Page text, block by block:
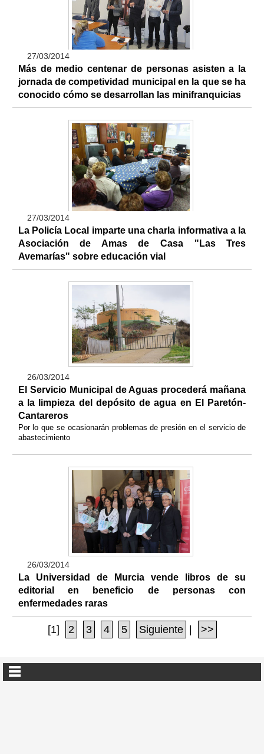
27/03/2014
Más de medio centenar de personas asisten a la
jornada de competividad municipal en la que se ha
conocido cómo se desarrollan las minifranquicias
27/03/2014
La Policía Local imparte una charla informativa a la
Asociación de Amas de Casa "Las Tres
Avemarías" sobre educación vial
26/03/2014
El Servicio Municipal de Aguas procederá mañana
a la limpieza del depósito de agua en El Paretón-
Cantareros
Por lo que se ocasionarán problemas de presión en el servicio de
abastecimiento
26/03/2014
La Universidad de Murcia vende libros de su
editorial en beneficio de personas con
enfermedades raras
[1] 2 3 4 5 Siguiente >>